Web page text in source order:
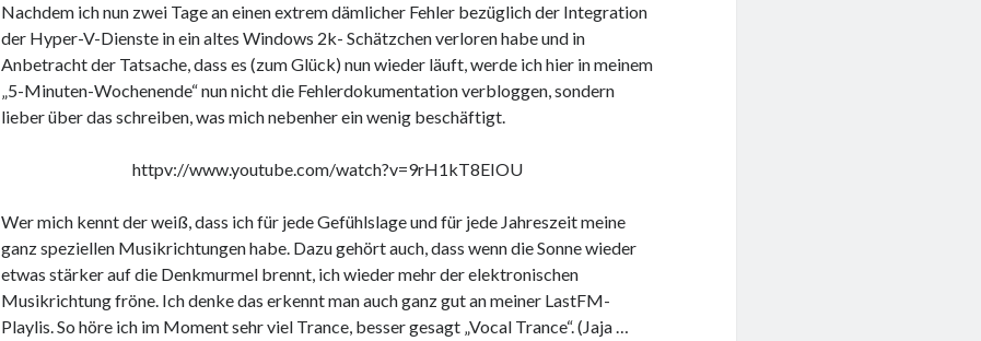
Nachdem ich nun zwei Tage an einen extrem dämlicher Fehler bezüglich der Integration
der Hyper-V-Dienste in ein altes Windows 2k- Schätzchen verloren habe und in
Anbetracht der Tatsache, dass es (zum Glück) nun wieder läuft, werde ich hier in meinem
„5-Minuten-Wochenende“ nun nicht die Fehlerdokumentation verbloggen, sondern
lieber über das schreiben, was mich nebenher ein wenig beschäftigt.
httpv://www.youtube.com/watch?v=9rH1kT8EIOU
Wer mich kennt der weiß, dass ich für jede Gefühlslage und für jede Jahreszeit meine
ganz speziellen Musikrichtungen habe. Dazu gehört auch, dass wenn die Sonne wieder
etwas stärker auf die Denkmurmel brennt, ich wieder mehr der elektronischen
Musikrichtung fröne. Ich denke das erkennt man auch ganz gut an meiner LastFM-
Playlis. So höre ich im Moment sehr viel Trance, besser gesagt „Vocal Trance“. (Jaja …